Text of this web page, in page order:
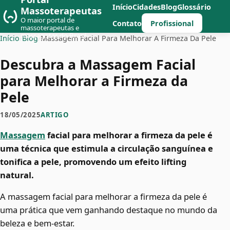
Massoterapeutas
O maior portal de
massoterapeutas e
massagistas do Brasil
InícioCidadesBlogGlossário
Contato
Profissional
Início Blog/Massagem Facial Para Melhorar A Firmeza Da Pele
Descubra a Massagem Facial
para Melhorar a Firmeza da
Pele
18/05/2025ARTIGO
Massagem facial para melhorar a firmeza da pele é
uma técnica que estimula a circulação sanguínea e
tonifica a pele, promovendo um efeito lifting
natural.
A massagem facial para melhorar a firmeza da pele é
uma prática que vem ganhando destaque no mundo da
beleza e bem-estar.